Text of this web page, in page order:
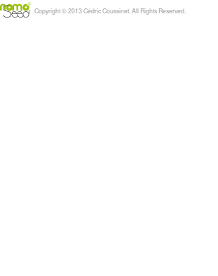
Copyright © 2013 Cédric Coussinet. All Rights Reserved.